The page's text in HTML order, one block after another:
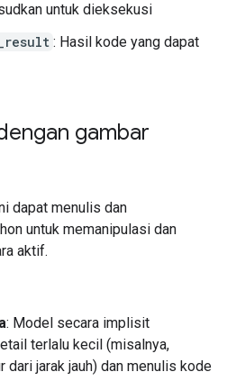
untuk dieksekusi
: Hasil kode yang dapat
gambar
dapat menulis dan
untuk memanipulasi dan
aktif.
: Model secara implisit
terlalu kecil (misalnya,
dari jarak jauh) dan menulis kode